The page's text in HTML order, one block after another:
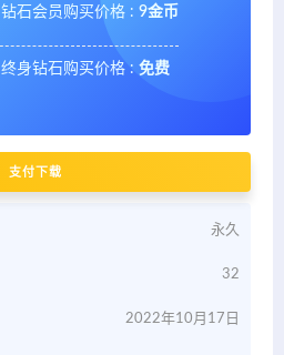
钻石会员购买价格 : 9金币
终身钻石购买价格 : 免费
支付下载
永久
32
2022年10月17日